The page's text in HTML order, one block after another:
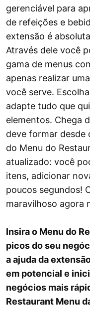
gerenciável para
de refeições e
extensão é
Através dele você
gama de menus
apenas realizar
você serve.
adapte tudo que
elementos. Chega
deve formar desde
do Menu do
atualizado: você
itens, adicionar
poucos segundos!
maravilhoso agora
Insira o Menu do
picos do seu
a ajuda da
em potencial e
negócios mais
Restaurant Menu